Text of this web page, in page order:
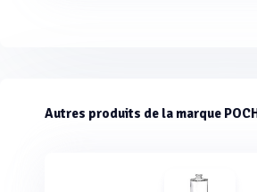
Autres produits de la marque